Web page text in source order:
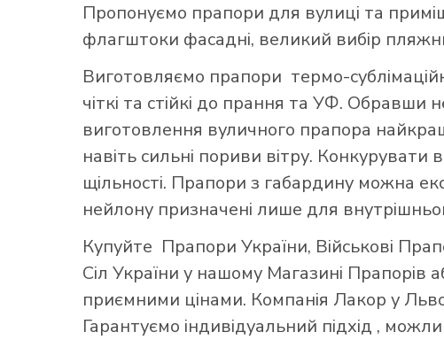
Пропонуємо прапори для вулиці та
флагштоки фасадні, великий вибір
Виготовляємо прапори термо-
чіткі та стійкі до прання та УФ. Обравши
виготовлення вуличного прапора
навіть сильні пориви вітру.
щільності. Прапори з габардину можна
нейлону призначені лише для
Купуйте Прапори України, Військові
Сіл України у нашому Магазині Прапорів
приємними цінами. Компанія Лакор у
Гарантуємо індивідуальний підхід ,